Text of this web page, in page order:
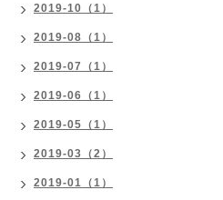
2019-10（1）
2019-08（1）
2019-07（1）
2019-06（1）
2019-05（1）
2019-03（2）
2019-01（1）